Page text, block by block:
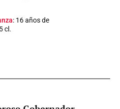
: 16 años de
cl.